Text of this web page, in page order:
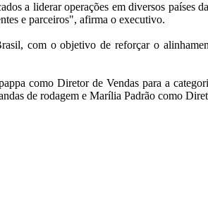
a liderar operações em diversos países
e parceiros", afirma o executivo.
com o objetivo de reforçar o
como Diretor de Vendas para a
de rodagem e Marília Padrão como